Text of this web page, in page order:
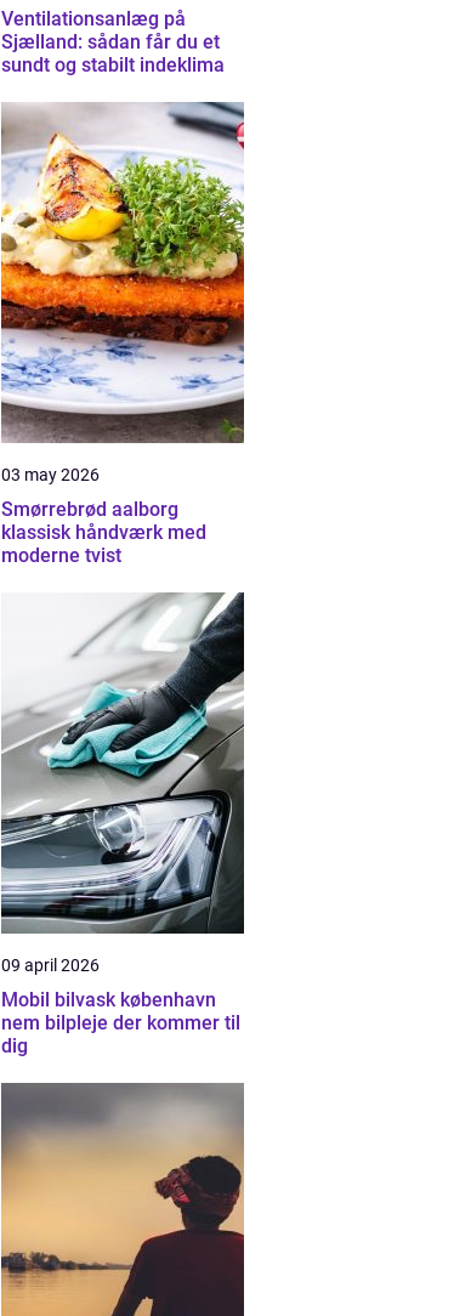
Ventilationsanlæg på
Sjælland: sådan får du et
sundt og stabilt indeklima
03 may 2026
Smørrebrød aalborg
klassisk håndværk med
moderne tvist
09 april 2026
Mobil bilvask københavn
nem bilpleje der kommer til
dig